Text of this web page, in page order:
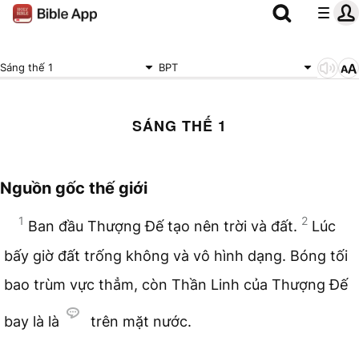
Sáng thế 1 BPT
SÁNG THẾ 1
Nguồn gốc thế giới
1 Ban đầu Thượng Đế tạo nên trời và đất. 2 Lúc
bấy giờ đất trống không và vô hình dạng. Bóng tối
bao trùm vực thẳm, còn Thần Linh của Thượng Đế
bay là là trên mặt nước.